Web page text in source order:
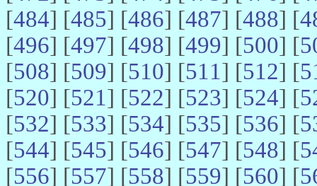
[484] [485] [486] [487] [488] [
[496] [497] [498] [499] [500] [
[508] [509] [510] [511] [512] [
[520] [521] [522] [523] [524] [
[532] [533] [534] [535] [536] [
[544] [545] [546] [547] [548] [
[556] [557] [558] [559] [560] [